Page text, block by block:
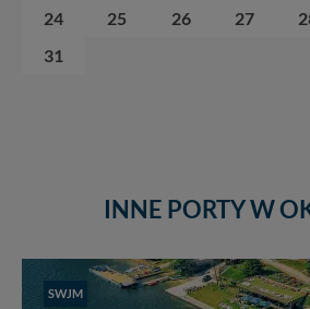
24
25 26 27
31
INNE PORTY W
SWJM